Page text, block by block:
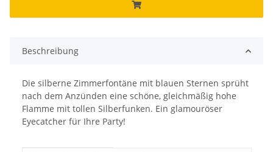
Beschreibung
Die silberne Zimmerfontäne mit blauen Sternen sprüht
nach dem Anzünden eine schöne, gleichmäßig hohe
Flamme mit tollen Silberfunken. Ein glamouröser
Eyecatcher für Ihre Party!